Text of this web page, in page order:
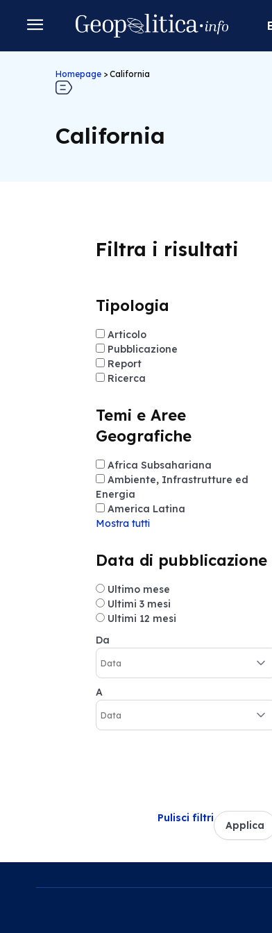
Homepage > California
California
Filtra i risultati
Tipologia
Articolo
Pubblicazione
Report
Ricerca
Temi e Aree
Geografiche
Africa Subsahariana
Ambiente, Infrastrutture ed
Energia
America Latina
Mostra tutti
Data di pubblicazione
Ultimo mese
Ultimi 3 mesi
Ultimi 12 mesi
Da
A
Pulisci filtri
Applica